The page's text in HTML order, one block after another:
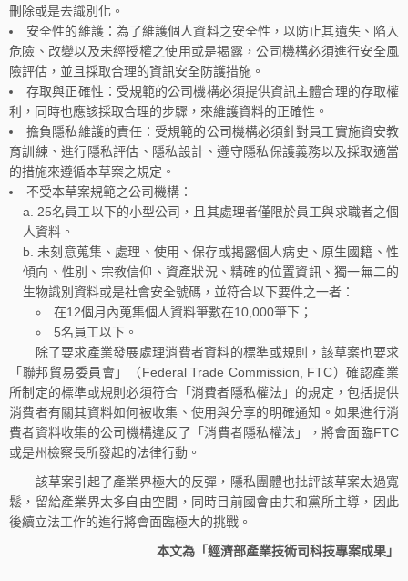
刪除或是去識別化。
安全性的維護：為了維護個人資料之安全性，以防止其遺失、陷入
危險、改變以及未經授權之使用或是揭露，公司機構必須進行安全風
險評估，並且採取合理的資訊安全防護措施。
存取與正確性：受規範的公司機構必須提供資訊主體合理的存取權
利，同時也應該採取合理的步驟，來維護資料的正確性。
擔負隱私維護的責任：受規範的公司機構必須針對員工實施資安教
育訓練、進行隱私評估、隱私設計、遵守隱私保護義務以及採取適當
的措施來遵循本草案之規定。
不受本草案規範之公司機構：
25名員工以下的小型公司，且其處理者僅限於員工與求職者之個
人資料。
未刻意蒐集、處理、使用、保存或揭露個人病史、原生國籍、性
傾向、性別、宗教信仰、資產狀況、精確的位置資訊、獨一無二的
生物識別資料或是社會安全號碼，並符合以下要件之一者：
在12個月內蒐集個人資料筆數在10,000筆下；
5名員工以下。
除了要求產業發展處理消費者資料的標準或規則，該草案也要求
「聯邦貿易委員會」（Federal Trade Commission, FTC）確認產業
所制定的標準或規則必須符合「消費者隱私權法」的規定，包括提供
消費者有關其資料如何被收集、使用與分享的明確通知。如果進行消
費者資料收集的公司機構違反了「消費者隱私權法」，將會面臨FTC
或是州檢察長所發起的法律行動。
該草案引起了產業界極大的反彈，隱私團體也批評該草案太過寬
鬆，留給產業界太多自由空間，同時目前國會由共和黨所主導，因此
後續立法工作的進行將會面臨極大的挑戰。
本文為「經濟部產業技術司科技專案成果」